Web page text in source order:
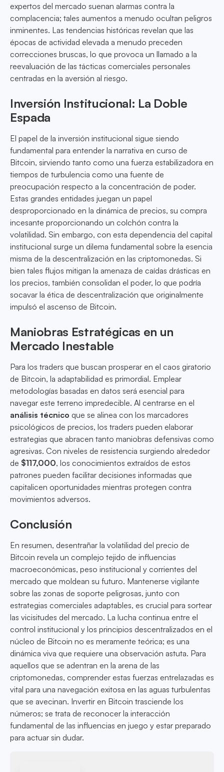
expertos del mercado suenan alarmas contra la
complacencia; tales aumentos a menudo ocultan peligros
inminentes. Las tendencias históricas revelan que las
épocas de actividad elevada a menudo preceden
correcciones bruscas, lo que provoca un llamado a la
reevaluación de las tácticas comerciales personales
centradas en la aversión al riesgo.
Inversión Institucional: La Doble
Espada
El papel de la inversión institucional sigue siendo
fundamental para entender la narrativa en curso de
Bitcoin, sirviendo tanto como una fuerza estabilizadora en
tiempos de turbulencia como una fuente de
preocupación respecto a la concentración de poder.
Estas grandes entidades juegan un papel
desproporcionado en la dinámica de precios, su compra
incesante proporcionando un colchón contra la
volatilidad. Sin embargo, con esta dependencia del capital
institucional surge un dilema fundamental sobre la esencia
misma de la descentralización en las criptomonedas. Si
bien tales flujos mitigan la amenaza de caídas drásticas en
los precios, también consolidan el poder, lo que podría
socavar la ética de descentralización que originalmente
impulsó el ascenso de Bitcoin.
Maniobras Estratégicas en un
Mercado Inestable
Para los traders que buscan prosperar en el caos giratorio
de Bitcoin, la adaptabilidad es primordial. Emplear
metodologías basadas en datos será esencial para
navegar este terreno impredecible. Al centrarse en el
análisis técnico que se alinea con los marcadores
psicológicos de precios, los traders pueden elaborar
estrategias que abracen tanto maniobras defensivas como
agresivas. Con niveles de resistencia surgiendo alrededor
de $117,000, los conocimientos extraídos de estos
patrones pueden facilitar decisiones informadas que
capitalicen oportunidades mientras protegen contra
movimientos adversos.
Conclusión
En resumen, desentrañar la volatilidad del precio de
Bitcoin revela un complejo tejido de influencias
macroeconómicas, peso institucional y corrientes del
mercado que moldean su futuro. Mantenerse vigilante
sobre las zonas de soporte peligrosas, junto con
estrategias comerciales adaptables, es crucial para sortear
las vicisitudes del mercado. La lucha continua entre el
control institucional y los principios descentralizados en el
núcleo de Bitcoin no es meramente teórica; es una
dinámica viva que requiere una observación astuta. Para
aquellos que se adentran en la arena de las
criptomonedas, comprender estas fuerzas entrelazadas es
vital para una navegación exitosa en las aguas turbulentas
que se avecinan. Invertir en Bitcoin trasciende los
números; se trata de reconocer la interacción
fundamental de las influencias en juego y estar preparado
para actuar sin dudar.